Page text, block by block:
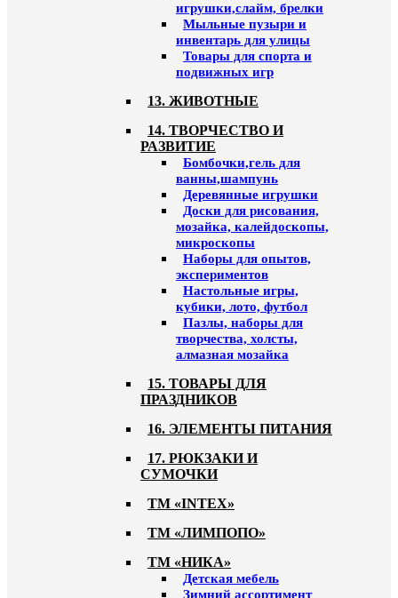
игрушки,слайм, брелки
Мыльные пузыри и
инвентарь для улицы
Товары для спорта и
подвижных игр
13. ЖИВОТНЫЕ
14. ТВОРЧЕСТВО И
РАЗВИТИЕ
Бомбочки,гель для
ванны,шампунь
Деревянные игрушки
Доски для рисования,
мозайка, калейдоскопы,
микроскопы
Наборы для опытов,
экспериментов
Настольные игры,
кубики, лото, футбол
Пазлы, наборы для
творчества, холсты,
алмазная мозайка
15. ТОВАРЫ ДЛЯ
ПРАЗДНИКОВ
16. ЭЛЕМЕНТЫ ПИТАНИЯ
17. РЮКЗАКИ И
СУМОЧКИ
ТМ «INTEX»
ТМ «ЛИМПОПО»
ТМ «НИКА»
Детская мебель
Зимний ассортимент